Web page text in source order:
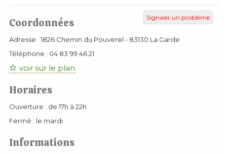
Signaler un problème
Coordonnées
Adresse : 1826 Chemin du Pouverel - 83130 La Garde
Téléphone : 04 83 99 46 21
voir sur le plan
Horaires
Ouverture : de 17h à 22h
Fermé : le mardi
Informations